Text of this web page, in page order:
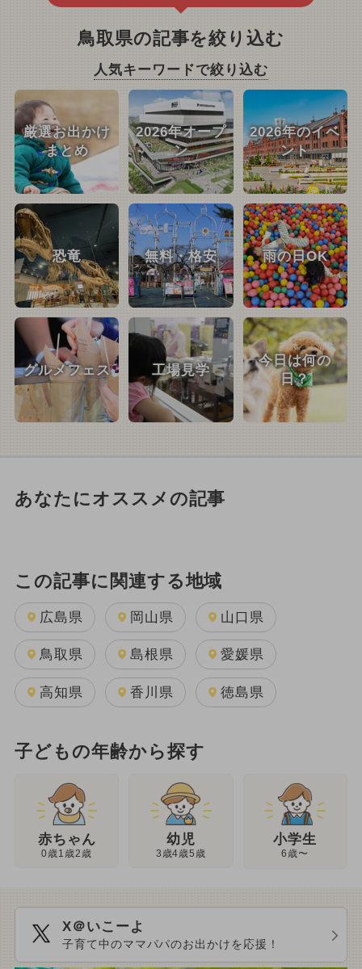
鳥取県の記事を絞り込む
人気キーワードで絞り込む
厳選お出かけ
まとめ
2026年オープ
ン
2026年のイベ
ント
恐竜 無料・格安 雨の日OK
グルメフェス 工場見学
今日は何の
日？
あなたにオススメの記事
この記事に関連する地域
広島県 岡山県 山口県
鳥取県 島根県 愛媛県
高知県 香川県 徳島県
子どもの年齢から探す
赤ちゃん
0歳1歳2歳
幼児
3歳4歳5歳
小学生
6歳〜
X＠いこーよ
子育て中のママパパのお出かけを応援！